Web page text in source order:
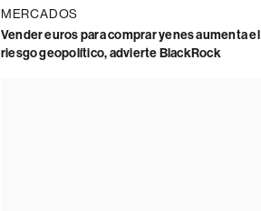
MERCADOS
Vender euros para comprar yenes aumenta el
riesgo geopolítico, advierte BlackRock